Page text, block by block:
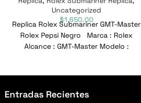
Uncategorized
$1,650.00
Replica Rolex Submariner GMT-Master
Rolex Pepsi Negro Marca : Rolex
Alcance : GMT-Master Modelo :
Entradas Recientes